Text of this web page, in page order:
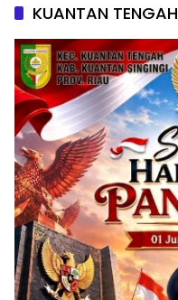
KUANTAN TENGAH